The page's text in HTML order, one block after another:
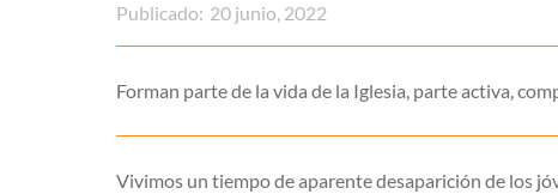
Publicado: 20 junio, 2022
Forman parte de la vida de la Iglesia, parte activa,
Vivimos un tiempo de aparente desaparición de los